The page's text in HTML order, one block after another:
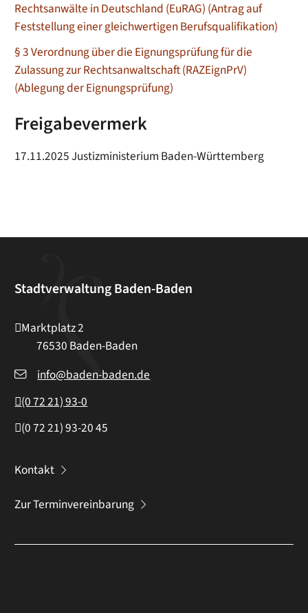
Rechtsanwälte in Deutschland (EuRAG) (Antrag auf
Feststellung einer gleichwertigen Berufsqualifikation)
§ 3 Verordnung über die Eignungsprüfung für die
Zulassung zur Rechtsanwaltschaft (RAZEignPrV)
(Ablegung der Eignungsprüfung)
Freigabevermerk
17.11.2025 Justizministerium Baden-Württemberg
Stadtverwaltung Baden-Baden
Marktplatz 2
76530 Baden-Baden
info@baden-baden.de
(07221) 93-0
(07221) 93-2045
Kontakt
Zur Terminvereinbarung